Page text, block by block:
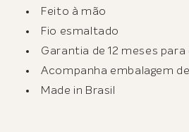
Feito à mão
Fio esmaltado
Garantia de 12 meses
Acompanha embalagem
Made in Brasil